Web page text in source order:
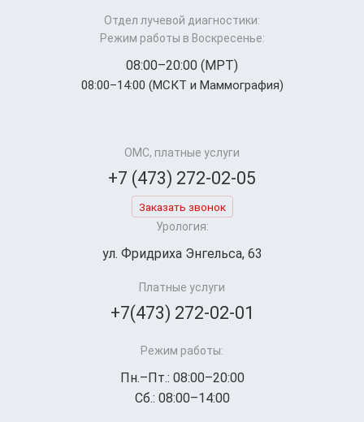
Отдел лучевой диагностики:
Режим работы в Воскресенье:
08:00–20:00 (МРТ)
08:00–14:00 (МСКТ и Маммография)
ОМС, платные услуги
+7 (473) 272-02-05
Заказать звонок
Урология:
ул. Фридриха Энгельса, 63
Платные услуги
+7(473) 272-02-01
Режим работы:
Пн.–Пт.: 08:00–20:00
Сб.: 08:00–14:00